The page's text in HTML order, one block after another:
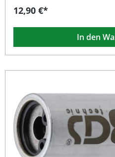
Durchrutschen vermieden
Langlebigkeit, auch bei
verchromte,
Werkzeug optimal gegen
für professionelle
hochwertigem Chrom-Vanadium-Stahl
Lebensdauer 12 mm Außensechskant für sicheren Antrieb
Ideal für präzise Arbeiten in
Fahrzeugbereich Lieferumfang: 1x BGS Stehbolzen-
Ausdreher 6,3 mm (1/4") 3,5
12,90 €*
In den